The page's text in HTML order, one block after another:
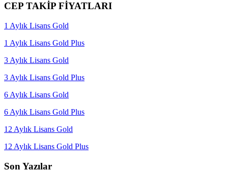
CEP TAKİP FİYATLARI
1 Aylık Lisans Gold
1 Aylık Lisans Gold Plus
3 Aylık Lisans Gold
3 Aylık Lisans Gold Plus
6 Aylık Lisans Gold
6 Aylık Lisans Gold Plus
12 Aylık Lisans Gold
12 Aylık Lisans Gold Plus
Son Yazılar